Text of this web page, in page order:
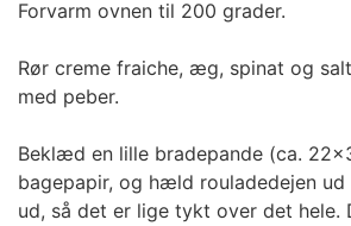
Forvarm ovnen til 200 grader.
Rør creme fraiche, æg, spinat og
med peber.
Beklæd en lille bradepande (ca.
bagepapir, og hæld rouladedejen ud
ud, så det er lige tykt over det hele.